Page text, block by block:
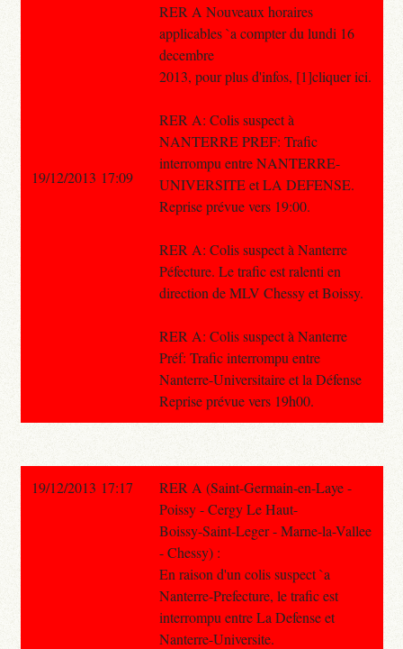
RER A Nouveaux horaires
applicables `a compter du lundi 16
decembre
2013, pour plus d'infos, [1]cliquer ici.
RER A: Colis suspect à
NANTERRE PREF: Trafic
interrompu entre NANTERRE-
UNIVERSITE et LA DEFENSE.
Reprise prévue vers 19:00.
RER A: Colis suspect à Nanterre
Péfecture. Le trafic est ralenti en
direction de MLV Chessy et Boissy.
RER A: Colis suspect à Nanterre
Préf: Trafic interrompu entre
Nanterre-Universitaire et la Défense
Reprise prévue vers 19h00.
19/12/2013 17:09
19/12/2013 17:17
RER A (Saint-Germain-en-Laye -
Poissy - Cergy Le Haut-
Boissy-Saint-Leger - Marne-la-Vallee
- Chessy) :
En raison d'un colis suspect `a
Nanterre-Prefecture, le trafic est
interrompu entre La Defense et
Nanterre-Universite.